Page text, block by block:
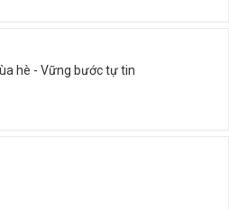
hè - Vững bước tự tin